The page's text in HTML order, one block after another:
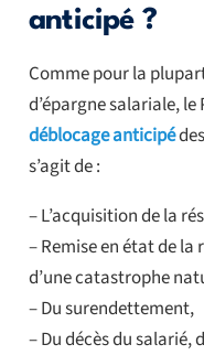
anticipé ?
Comme pour la
d’épargne salariale,
déblocage anticipé
s’agit de :
– L’acquisition de la
– Remise en état de
d’une catastrophe
– Du surendettement,
– Du décès du salarié,